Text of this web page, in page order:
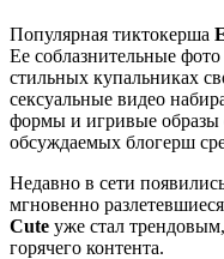
Популярная тиктокерша
Ее соблазнительные
стильных купальниках
сексуальные видео
формы и игривые образы
обсуждаемых блогерш
Недавно в сети
мгновенно
Cute уже стал
горячего контента.